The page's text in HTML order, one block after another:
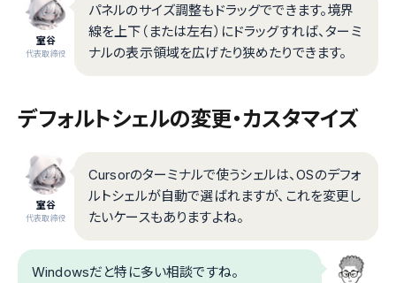
室谷
代表取締役
パネルのサイズ調整もドラッグでできます。境界
線を上下（または左右）にドラッグすれば、ターミ
ナルの表示領域を広げたり狭めたりできます。
デフォルトシェルの変更・カスタマイズ
室谷
代表取締役
Cursorのターミナルで使うシェルは、OSのデフォ
ルトシェルが自動で選ばれますが、これを変更し
たいケースもありますよね。
Windowsだと特に多い相談ですね。